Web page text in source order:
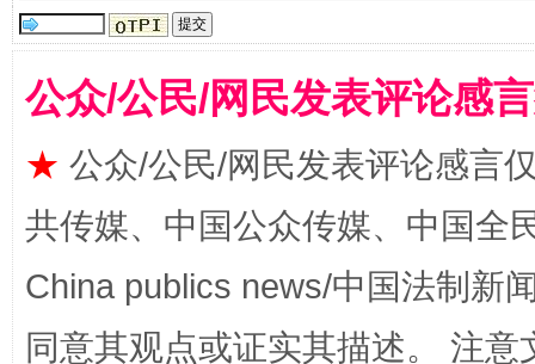
公众/公民/网民发表评论感
★ 公众/公民/网民发表评论感言
共传媒、中国公众传媒、中国全
China publics news/中国法制新
同意其观点或证实其描述。 注